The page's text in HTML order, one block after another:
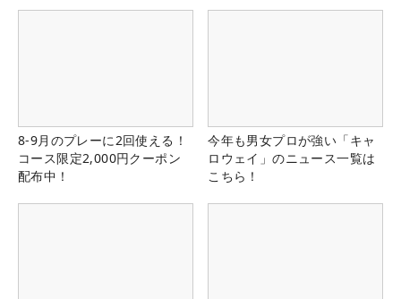
8-9月のプレーに2回使える！
コース限定2,000円クーポン
配布中！
今年も男女プロが強い「キャ
ロウェイ」のニュース一覧は
こちら！